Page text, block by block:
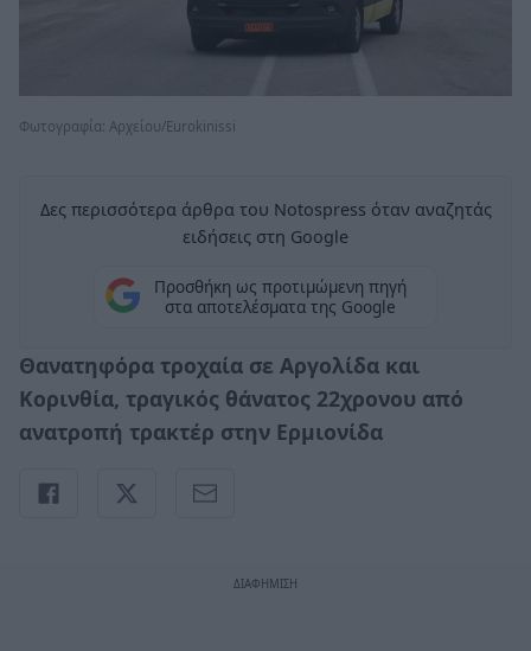
Φωτογραφία: Αρχείου/Eurokinissi
Δες περισσότερα άρθρα του Notospress όταν αναζητάς
ειδήσεις στη Google
Προσθήκη ως προτιμώμενη πηγή
στα αποτελέσματα της Google
Θανατηφόρα τροχαία σε Αργολίδα και
Κορινθία, τραγικός θάνατος 22χρονου από
ανατροπή τρακτέρ στην Ερμιονίδα